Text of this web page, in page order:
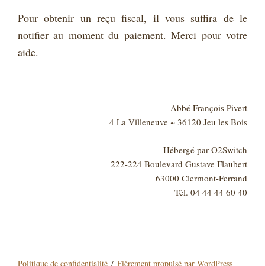
Pour obtenir un reçu fiscal, il vous suffira de le
notifier au moment du paiement. Merci pour votre
aide.
Abbé François Pivert
4 La Villeneuve ~ 36120 Jeu les Bois
Hébergé par O2Switch
222-224 Boulevard Gustave Flaubert
63000 Clermont-Ferrand
Tél. 04 44 44 60 40
Politique de confidentialité Fièrement propulsé par WordPress